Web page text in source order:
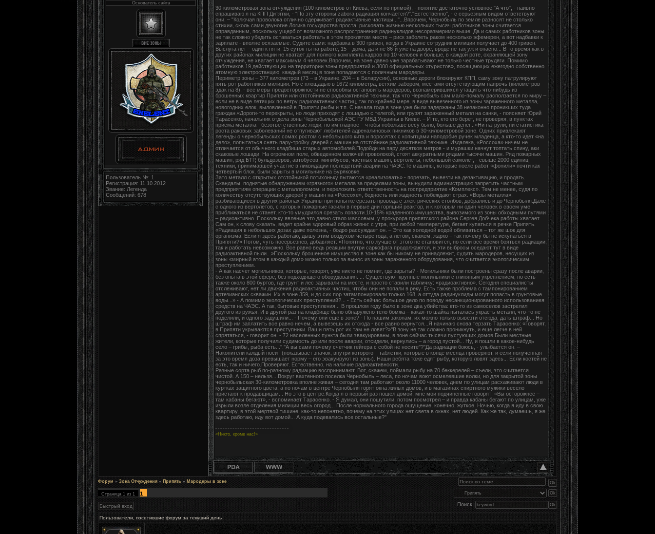
Основатель сайта
Пользователь №: 1
Регистрация: 11.10.2012
Звание: Легенда
Сообщений: 678
30-километровая зона отчуждения (100 километров от Киева, если по прямой), - понятие достаточно условное."А что", - наивно
спрашиваю я на КПП Дитятки, - "По эту стороны zabora радиация кончается?"."Естественно", - с серьезным видом ответствуют
они. – "Колючая проволока отлично сдерживает радиактивные частицы..."...Впрочем, Чернобыль по земле разносят не столько
стихии, сколь сами двуногие.Логика государства проста: рисковать жизнью нескольких тысяч работников зоны считается
оправданным, поскольку ущерб от возможного распространения радинуклидов несоразмеримо выше. Да и самих работников зоны
не так сложно убедить оставаться работать в этом проклятом месте – риск заболеть раком несколько эфемерен, а вот надбавки к
зарплате - вполне осязаемые. Судите сами: надбавка в 300 гривен, когда в Украине сотрудник милиции получает до 400 гривен.
Выслуга лет – один к пяти, 15 суток ты на работе, 15 – дома, да и не 86-й уже на дворе, вроде не так уж и опасно... В то время как в
других районах милиции не хватает для полного комплекта кадров по 10 человек и больше, в каждой роте, охраняющей зону
отчуждения, не хватает максимум 4 человек.Впрочем, на зоне давно уже зарабатывают не только честные трудяги. Помимо
работников 19 действующих на территории зоны предприятий и 3000 официальных «туристов», посещающих ежегодно собственно
атомную электростанцию, каждый месяц в зоне попадаются с поличным мародеры.
Периметр зоны – 377 километров (73 – в Украине, 204 – в Беларусии), основные дороги блокируют КПП, саму зону патрулируют
пять рот работников милиции. Но с площадью в 1672 километра, ветхим забором, местами отсутствующим напрочь (километров
эдак на 8), - все меры предосторожности не способны остановить мародеров, вознамерившихся утащить что-нибудь из
брошенных квартир Припяти или отстойников радиоактивной техники, так что Чернобыль сам мало-помалу расползается по миру –
если не в виде летящих по ветру радиоактивных частиц, так по крайней мере, в виде вывезенного из зоны зараженного металла,
новогодних елок, выловленной в Припяти рыбы и т.п. С начала года в зоне уже были задержаны 38 незаконно проникших туда
граждан.«Дороги-то перекрыты, но люди приходят с лошадью с телегой, или грузят зараженный металл на санки, - поясняет Юрий
Тарасенко, начальник отдела зоны Чернобыльской АЭС ГУ МВД Украины в Киеве. – И те, кто его берет, не проверяя, в пунктах
приема металла - безответственные люди, но им главное – чтобы побольше весу было, больше денег...»Ни патрули, ни статистика
роста раковых заболеваний не отпугивают любителей адреналиновых пикников в 30-километровой зоне. Одних привлекают
легенды о чернобыльских сомах ростом с небольшого кита и поросятах с копытцами наподобие ручек младенца, а кто-то идет «на
дело», попытаться снять пару-тройку дверей с машин на отстойнике радиоактивной технике. Издалека, «Россоха» ничем не
отличается от обычного кладбища старых автомобилей.Подойди на пару десятков метров - и мурашки начнут топтать спину, аки
скаковые лошади. На огромном поле, обведенном колючей проволокой, стоят аккуратными рядами тысячи машин. Ряд пожарных
машин, ряд БТР, бульдозеров, автобусов, минибусов, частных машин, вертолеты, небольшой самолет, - свыше 2000 единиц
техники, принимавшей участие в ликвидации последствий аварии на ЧАЭС.Те машины, которые после работ «фонили» почти как
четвертый блок, были зарыты в могильнике на Буряковке.
Зато металл с открытых отстойникой потихоньку пытаются «реализовать» - порезать, вывезти на дезактивацию, и продать.
Скандалы, поднятые обнаружением «грязного» металла за пределами зоны, вынудили администрацию запретить частным
предприятиям операции с металлоломом, и переложить ответственность на госпредприятие «Комплекс». Тем не менее, судя по
количеству отсутствующих дверей у машин на «Россохе», бедность или жадность побеждают страх. «Воры металла»,
разбивающиеся в других районах Украины при попытке срезать провода с электрических столбов, добрались и до Чернобыля.Даже
с одного из вертолетов, с которых пожарные гасили в первые дни горящий реактор, и к которым ни один человек в своем уме
приближаться не станет, кто-то умудрился срезать лопасти.10-15% краденного имущества, вывозимого из зоны обходными путями
– радиоактивно. Поскольку явление это давно стало массовым, у прокурора припятского района Сергея Добчека работы хватает.
Сам он, к слову сказать, ведет крайне здоровый образ жизни: с утра, при любой температуре, бегает купаться в речке Припять.
«Радиация в небольших дозах даже полезна, - бодро рассуждает он. – Это как холодной водой обливаться – тот же шок для
организма. Если я здесь работаю, дышу этим воздухом четыре года, а летом, скажем, жарко – так почему бы не искупаться в
Припяти?» Потом, чуть посерьезнев, добавляет: «Понятно, что лучше от этого не становится, но если все время бояться радиации,
так и работать невозможно. Все равно ведь реакции внутри саркофага продолжаются, и эти выбросы оседают тут в виде
радиоактивной пыли...»Поскольку брошенное имущество в зоне как бы никому не принадлежит, судить мародеров, несущих из
зоны «мирный атом в каждый дом» можно только за вынос из зоны зараженного оборудования, что считается экологическим
преступлением.
- А как насчет могильников, которые, говорят, уже никто не помнит, где зарыты? - Могильники были построены сразу после аварии,
без опыта в этой сфере, без подходящего оборудования. ... Существуют крупные могильники с глиняным укреплением, но есть
также около 800 буртов, где грунт и лес зарывали на месте, и просто ставили табличку: «радиоактивно». Сегодня специалисты
отслеживают, нет ли движения радиоактивных частиц, чтобы они не попали в реку. Есть также проблема с тампонированием
артезианских скважин. Их в зоне 359, и до сих пор затампонировали только 168, а оттуда радинуклиды могут попасть в грунтовые
воды...» - А помимо экологических преступлений?... - Есть сейчас большое дело по поводу несанкционированного использованиея
средств на ЧАЭС. А так, бытовые преступления... В прошлом году было в зоне два убийства: кто-то из самоселов застрелил
другого из ружья. И в другой раз на кладбище было обнаружено тело бомжа – какая-то шайка пыталась украсть металл, что-то не
поделили, и одного задушили... - Почему они еще в зоне? - По нашим законам, их можно только вывезти отсюда, дать штраф... Но
штраф им заплатить все равно нечем, а вывезешь их отсюда - все равно вернутся...Я начинаю снова терзать Тарасенко: «Говорят,
в Припяти укрываются преступники. Ваши пять рот их там не ловят?»''В зону не так сложно проникнуть, и еще легче в ней
спрятаться, - говорит он. - 72 населенных пункта были эвакуированы, в зоне сейчас тысячи пустующих домов.Были местные
жители, которые получили судимость до или после аварии, отсидели, вернулись – а город пустой... Ну, и пошли в какое-нибудь
село – грибы, рыба есть...''.''А вы сами почему счетчик гейгера с собой не носите''?''Да радиации боюсь, - улыбается он. –
Накопители каждый носит (показывает значок, внутри которого – таблетки, которые в конце месяца проверяют, и если полученная
за это время доза превышает норму – его эвакуируют из зоны). Наши ребята тоже едят рыбу, которую ловят здесь... Если костей не
есть, так и ничего.Проверяют. Естественно, на наличие радиоактивности.
Разные сорта рыб по-разному радиацию воспринимают. Вот, скажем, поймали рыбу на 70 беккерелей – съели, это считается
чистой. А 150 – нельзя....Вокруг вахтенного поселка Чернобыль – леса, по ночам воют осмелевшие волки, но для закрытой зоны
чернобыльская 30-километровка вполне живая – сегодня там работают около 11000 человек, днем по улицам расхаживают люди в
куртках защитного цвета, а по ночам в центре Чернобыля горят окна жилых домов, и в магазинах спиртного мужики весело
пристают к продавщицам... Но это в центре.Когда я в первый раз пошел домой, мне мои подчиненные говорят: «Вы осторожнее –
там кабаны бегают», - вспоминает Тарасенко. - Я думал, они пошутили, потом посмотрел – и правда кабаны бегают по улицам, уже
изрыли возле отделения милиции весь огород... После нормального города ощущение, конечно, жуткое. Ночью, когда я иду в свою
квартиру, в этой мертвой тишине, как-то непонятно, почему на этих улицах нет света в окнах, нет людей. Как же так, думаешь, я же
здесь работаю, иду вот домой... А куда подевались все остальные?''
«Никто, кроме нас!»
Форум » Зона Отчуждения » Припять » Мародеры в зоне
Страница 1 из 1
1
Поиск:
Пользователи, посетившие форум за текущий день